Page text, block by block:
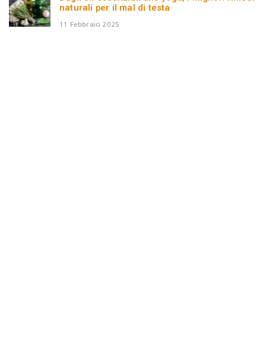
naturali per il mal di testa
11 Febbraio 2025